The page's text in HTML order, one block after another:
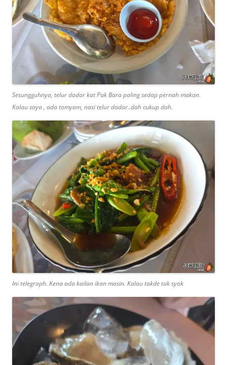
Sesungguhnya, telur dadar kat Pak Bara paling sedap pernah makan.
Kalau saya , ada tomyam, nasi telur dadar..dah cukup dah.
Ini telegraph. Kena ada kailan ikan masin. Kalau takde tak syok